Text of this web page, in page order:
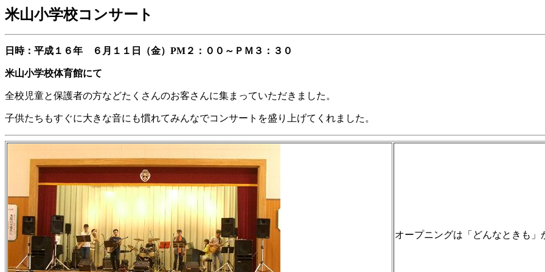
米山小学校コンサート
日時：平成１６年 ６月１１日（金）PM２：００～ＰＭ３：３０
米山小学校体育館にて
全校児童と保護者の方などたくさんのお客さんに集まっていただきました。
子供たちもすぐに大きな音にも慣れてみんなでコンサートを盛り上げてくれました。
オープニングは「どんなときも」